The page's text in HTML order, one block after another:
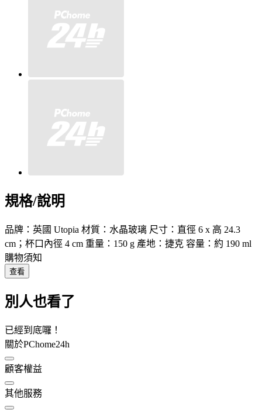
規格/說明
品牌：英國 Utopia 材質：水晶玻璃 尺寸：直徑 6 x 高 24.3
cm；杯口內徑 4 cm 重量：150 g 產地：捷克 容量：約 190 ml
購物須知
查看
別人也看了
已經到底囉！
關於PChome24h
顧客權益
其他服務